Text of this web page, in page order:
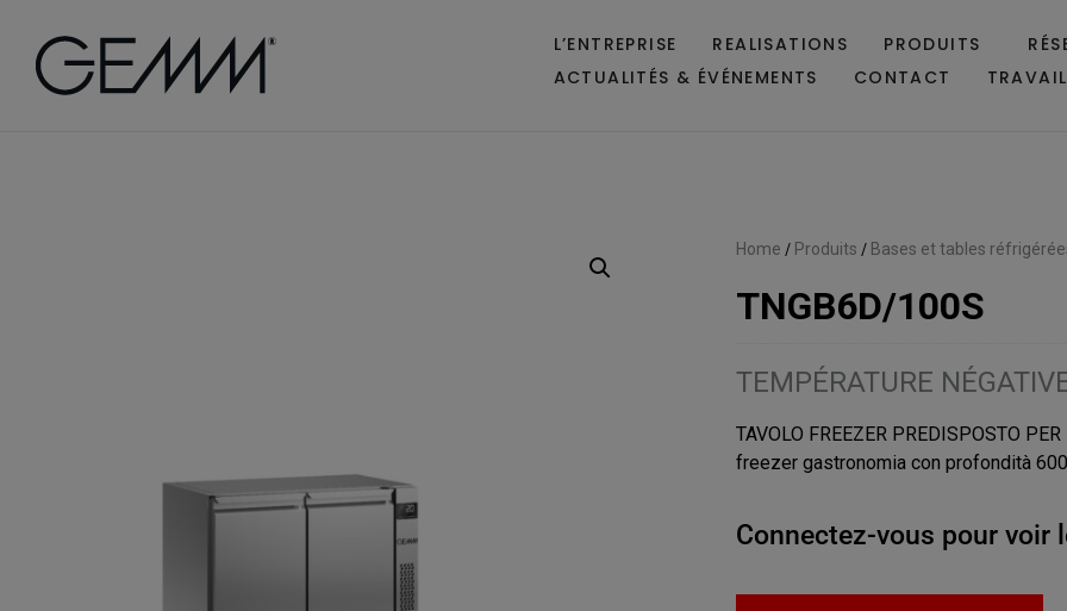
L’ENTREPRISE REALISATIONS PRODUITS
ACTUALITÉS & ÉVÉNEMENTS
CONTACT
Home / Produits / Bases et tables
TNGB6D/100S
TEMPÉRATURE
TAVOLO FREEZER PREDISPOSTO
freezer gastronomia con profondità
Connectez-vous pour voir